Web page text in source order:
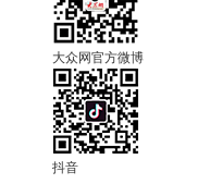
大众网官方微博
抖音